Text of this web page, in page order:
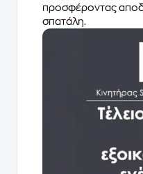
προσφέροντας
σπατάλη.